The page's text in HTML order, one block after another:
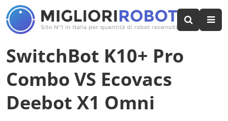
SwitchBot K10+ Pro
Combo VS Ecovacs
Deebot X1 Omni